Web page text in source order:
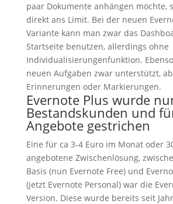
paar Dokumente anhängen möchte,
direkt ans Limit. Bei der neuen
Variante kann man zwar das
Startseite benutzen, allerdings ohne
Individualisierungenfunktion.
neuen Aufgaben zwar unterstützt,
Erinnerungen oder Markierungen.
Evernote Plus wurde
Bestandskunden und
Angebote gestrichen
Eine für ca 3-4 Euro im Monat oder
angebotene Zwischenlösung,
Basis (nun Evernote Free) und
(jetzt Evernote Personal) war die
Version. Diese wurde bereits seit